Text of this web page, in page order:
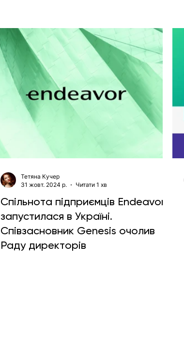
Спільнота підприємців Endeavor
запустилася в Україні.
Співзасновник Genesis очолив
Раду директорів
Тетяна Кучер
31 жовт. 2024 р.
Читати 1 хв